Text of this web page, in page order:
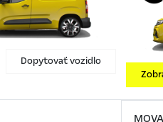
Dopytovať vozidlo